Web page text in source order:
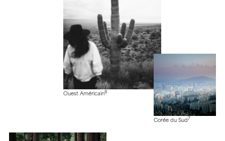
Ouest Américain8
Corée du Sud 7